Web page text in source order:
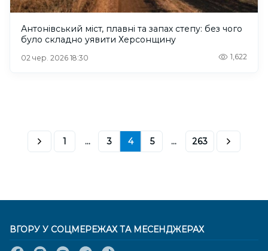
Антонівський міст, плавні та запах степу: без чого
було складно уявити Херсонщину
02 чер. 2026 18:30 1,622
1 ... 3 4 5 ... 263
ВГОРУ У СОЦМЕРЕЖАХ ТА МЕСЕНДЖЕРАХ